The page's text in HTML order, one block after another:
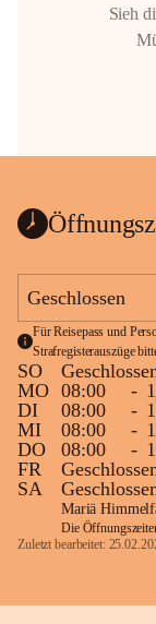
Sieh
Geschlossen
Für Reisepass und
Strafregisterauszüge
SO
MO 08:00 -
DI
08:00 -
MI
08:00 -
DO
08:00 -
FR
SA
Mariä
Die
Zuletzt bearbeitet: